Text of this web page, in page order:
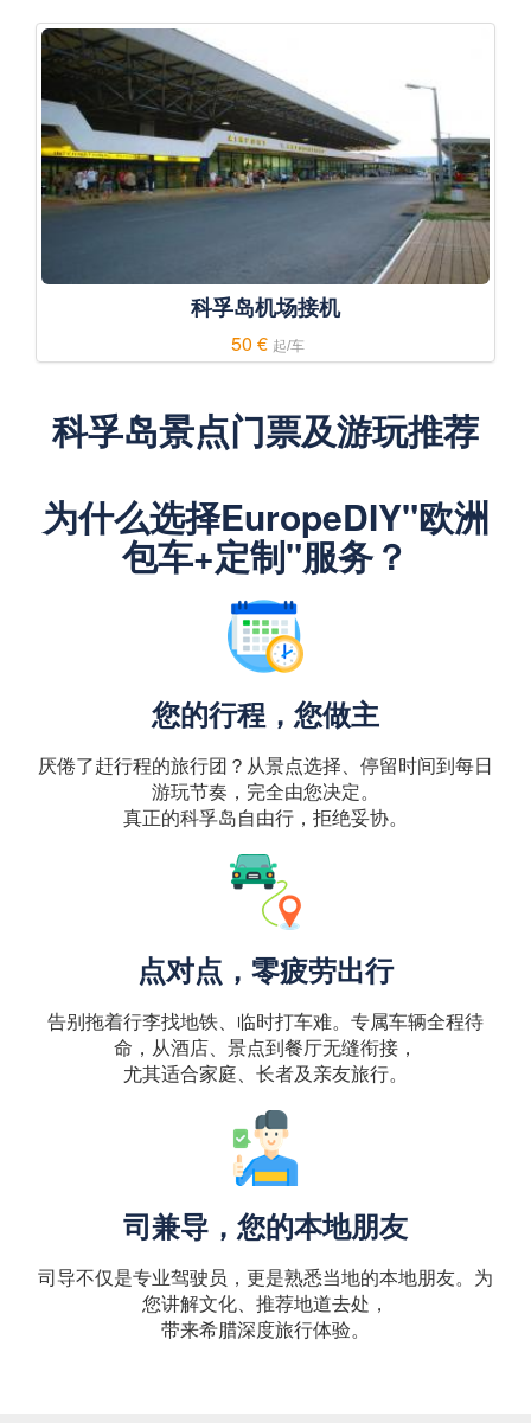
科孚岛机场接机
50 € 起/车
科孚岛景点门票及游玩推荐
为什么选择EuropeDIY"欧洲
包车+定制"服务？
您的行程，您做主
厌倦了赶行程的旅行团？从景点选择、停留时间到每日
游玩节奏，完全由您决定。
真正的科孚岛自由行，拒绝妥协。
点对点，零疲劳出行
告别拖着行李找地铁、临时打车难。专属车辆全程待
命，从酒店、景点到餐厅无缝衔接，
尤其适合家庭、长者及亲友旅行。
司兼导，您的本地朋友
司导不仅是专业驾驶员，更是熟悉当地的本地朋友。为
您讲解文化、推荐地道去处，
带来希腊深度旅行体验。